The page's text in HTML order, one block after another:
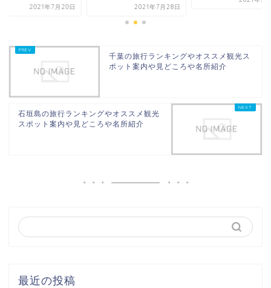
2021年7月20日 2021年7月28日
千葉の旅行ランキングやオススメ観光ス
ポット案内や見どころや名所紹介
石垣島の旅行ランキングやオススメ観光
スポット案内や見どころや名所紹介
最近の投稿